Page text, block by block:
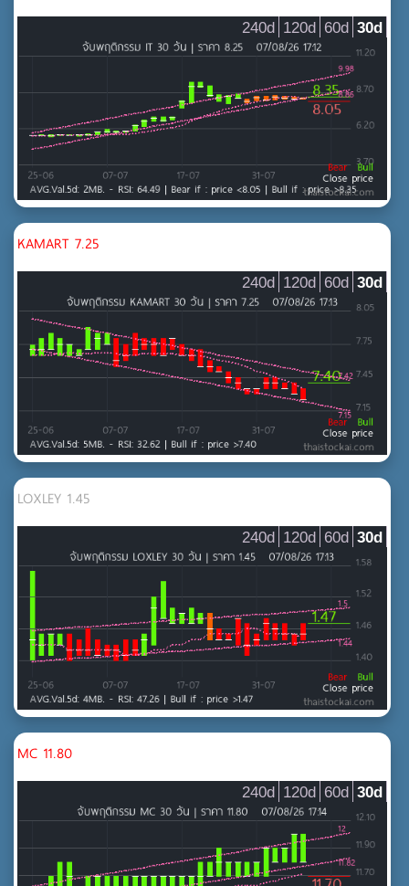
30d
60d
120d
240d
KAMART 7.25
30d
60d
120d
240d
LOXLEY 1.45
30d
60d
120d
240d
MC 11.80
30d
60d
120d
240d